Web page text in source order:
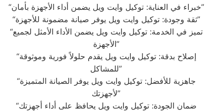
“خبراء في العناية: توكيل وايت ويل يضمن أداء الأجهزة بأمان”
“ثقة وجودة: توكيل وايت ويل يوفر صيانة مضمونة للأجهزة”
“تميز في الخدمة: توكيل وايت ويل يضمن الأداء الأمثل لجميع
الأجهزة”
“إصلاح بدقة: توكيل وايت ويل يقدم حلولاً فورية وموثوقة
للمشاكل”
“جاهزية للأفضل: توكيل وايت ويل يوفر الصيانة المتميزة
لأجهزتك”
“ضمان الجودة: توكيل وايت ويل يحافظ على أداء أجهزتك